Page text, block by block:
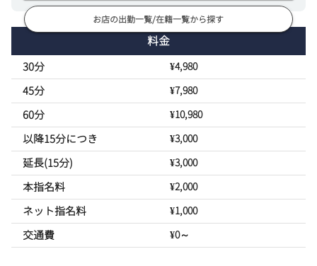
お店の出勤一覧/在籍一覧から探す
料金
30分 ¥4,980
45分 ¥7,980
60分 ¥10,980
以降15分につき ¥3,000
延長(15分) ¥3,000
本指名料 ¥2,000
ネット指名料 ¥1,000
交通費 ¥0～